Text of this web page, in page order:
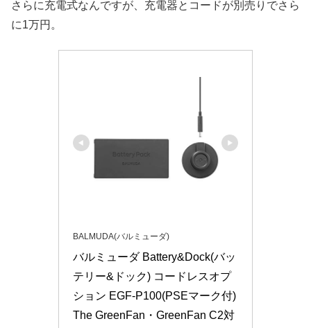
さらに充電式なんですが、充電器とコードが別売りでさら
に1万円。
BALMUDA(バルミューダ)
バルミューダ Battery&Dock(バッ
テリー&ドック) コードレスオプ
ション EGF-P100(PSEマーク付)
The GreenFan・GreenFan C2対